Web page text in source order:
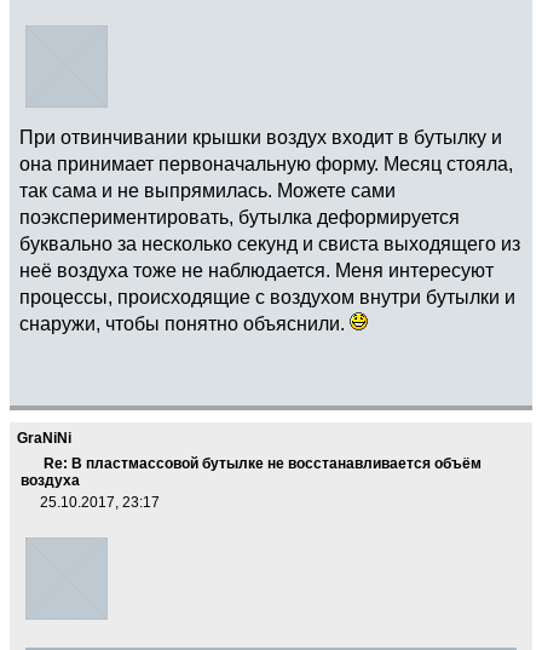
При отвинчивании крышки воздух входит в бутылку и
она принимает первоначальную форму. Месяц стояла,
так сама и не выпрямилась. Можете сами
поэкспериментировать, бутылка деформируется
буквально за несколько секунд и свиста выходящего из
неё воздуха тоже не наблюдается. Меня интересуют
процессы, происходящие с воздухом внутри бутылки и
снаружи, чтобы понятно объяснили.
GraNiNi
Re: В пластмассовой бутылке не восстанавливается объём
воздуха
25.10.2017, 23:17